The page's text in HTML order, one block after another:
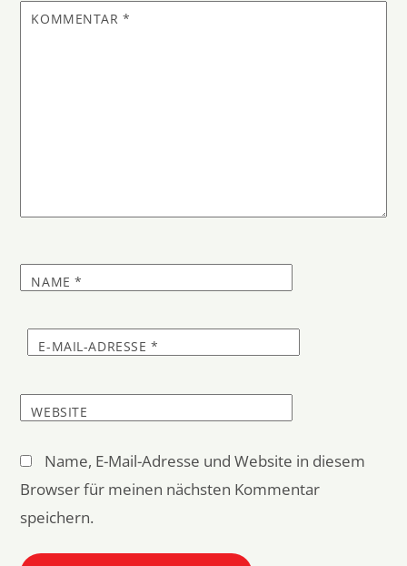
KOMMENTAR*
NAME*
E-MAIL-ADRESSE *
WEBSITE
Name, E-Mail-Adresse und Website in diesem
Browser für meinen nächsten Kommentar
speichern.